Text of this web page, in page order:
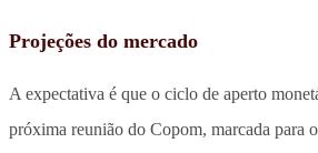
Projeções do mercado
A expectativa é que o ciclo de aperto
próxima reunião do Copom, marcada para